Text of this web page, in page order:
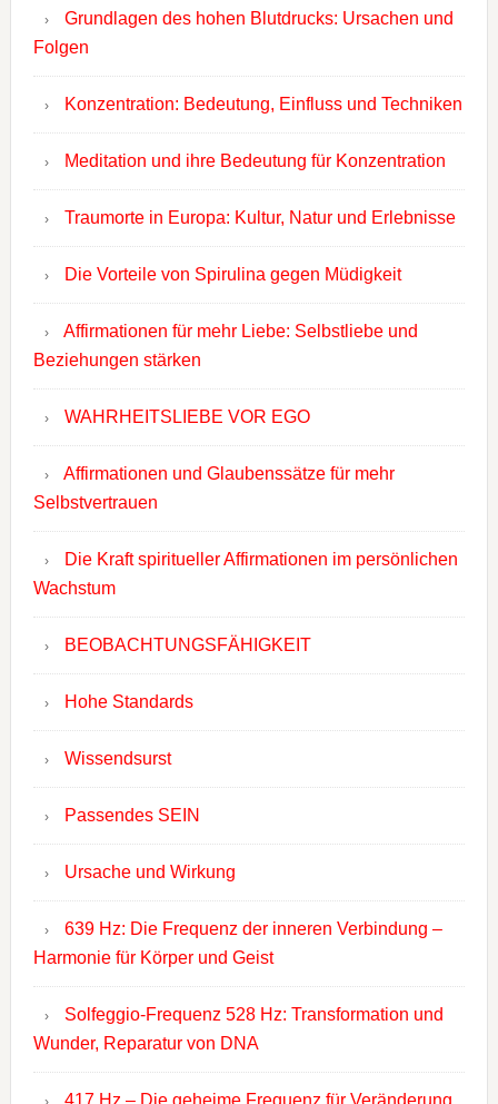
Grundlagen des hohen Blutdrucks: Ursachen und
Folgen
Konzentration: Bedeutung, Einfluss und Techniken
Meditation und ihre Bedeutung für Konzentration
Traumorte in Europa: Kultur, Natur und Erlebnisse
Die Vorteile von Spirulina gegen Müdigkeit
Affirmationen für mehr Liebe: Selbstliebe und
Beziehungen stärken
WAHRHEITSLIEBE VOR EGO
Affirmationen und Glaubenssätze für mehr
Selbstvertrauen
Die Kraft spiritueller Affirmationen im persönlichen
Wachstum
BEOBACHTUNGSFÄHIGKEIT
Hohe Standards
Wissendsurst
Passendes SEIN
Ursache und Wirkung
639 Hz: Die Frequenz der inneren Verbindung –
Harmonie für Körper und Geist
Solfeggio-Frequenz 528 Hz: Transformation und
Wunder, Reparatur von DNA